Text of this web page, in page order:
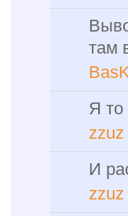
там
Я то
zzuz
И
zzuz